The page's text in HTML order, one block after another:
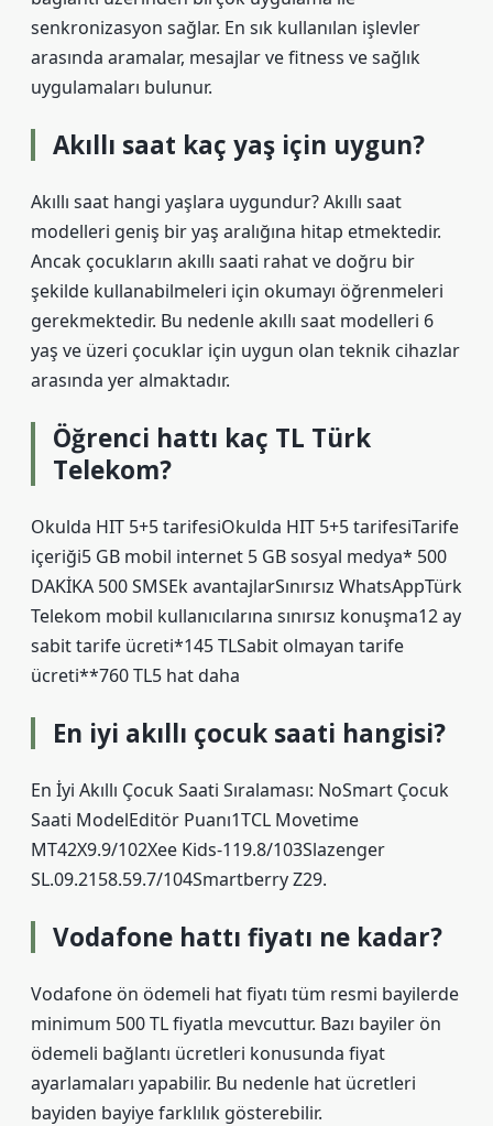
senkronizasyon sağlar. En sık kullanılan işlevler
arasında aramalar, mesajlar ve fitness ve sağlık
uygulamaları bulunur.
Akıllı saat kaç yaş için uygun?
Akıllı saat hangi yaşlara uygundur? Akıllı saat
modelleri geniş bir yaş aralığına hitap etmektedir.
Ancak çocukların akıllı saati rahat ve doğru bir
şekilde kullanabilmeleri için okumayı öğrenmeleri
gerekmektedir. Bu nedenle akıllı saat modelleri 6
yaş ve üzeri çocuklar için uygun olan teknik cihazlar
arasında yer almaktadır.
Öğrenci hattı kaç TL Türk
Telekom?
Okulda HIT 5+5 tarifesiOkulda HIT 5+5 tarifesi​Tarife
içeriği5 GB mobil internet 5 GB sosyal medya* 500
DAKİKA 500 SMSEk avantajlarSınırsız WhatsAppTürk
Telekom mobil kullanıcılarına sınırsız konuşma12 ay
sabit tarife ücreti*145 TLSabit olmayan tarife
ücreti**760 TL5 hat daha
En iyi akıllı çocuk saati hangisi?
En İyi Akıllı Çocuk Saati Sıralaması: NoSmart Çocuk
Saati ModelEditör Puanı1TCL Movetime
MT42X9.9/102Xee Kids-119.8/103Slazenger
SL.09.2158.59.7/104Smartberry Z29.
Vodafone hattı fiyatı ne kadar?
Vodafone ön ödemeli hat fiyatı tüm resmi bayilerde
minimum 500 TL fiyatla mevcuttur. Bazı bayiler ön
ödemeli bağlantı ücretleri konusunda fiyat
ayarlamaları yapabilir. Bu nedenle hat ücretleri
bayiden bayiye farklılık gösterebilir.